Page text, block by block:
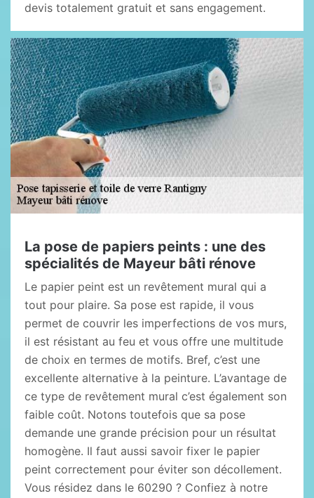
devis totalement gratuit et sans engagement.
La pose de papiers peints : une des
spécialités de Mayeur bâti rénove
Le papier peint est un revêtement mural qui a
tout pour plaire. Sa pose est rapide, il vous
permet de couvrir les imperfections de vos murs,
il est résistant au feu et vous offre une multitude
de choix en termes de motifs. Bref, c’est une
excellente alternative à la peinture. L’avantage de
ce type de revêtement mural c’est également son
faible coût. Notons toutefois que sa pose
demande une grande précision pour un résultat
homogène. Il faut aussi savoir fixer le papier
peint correctement pour éviter son décollement.
Vous résidez dans le 60290 ? Confiez à notre